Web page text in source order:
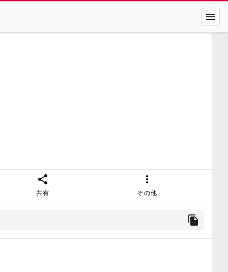
menu
share
共有
more_vert
その他
file_copy